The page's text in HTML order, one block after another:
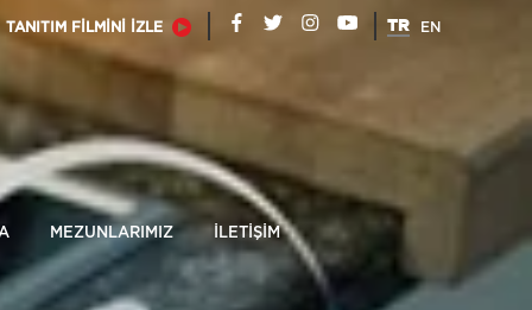
TANITIM FİLMİNİ İZLE TR EN
MEZUNLARIMIZ İLETİŞİM